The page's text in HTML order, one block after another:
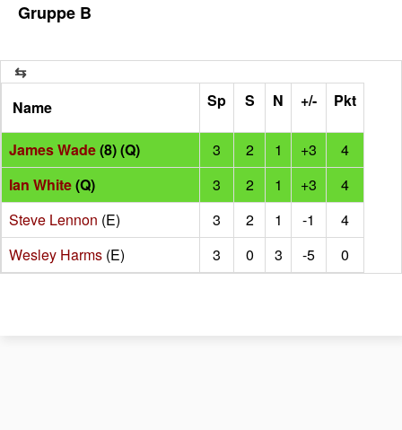
Gruppe B
Name Sp S N +/- Pkt
James Wade(8) (Q) 3 2 1 +3
4
Ian White(Q) 3 2 1 +3
4
Steve Lennon (E) 3 2 1 -1
4
Wesley Harms (E) 3 0 3 -5 0